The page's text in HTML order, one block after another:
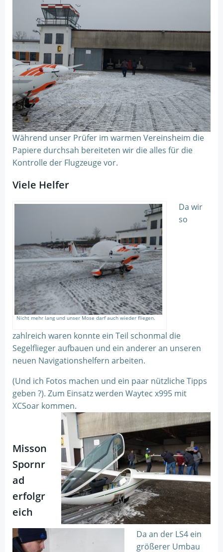
Während unser Prüfer im warmen Vereinsheim die
Papiere durchsah bereiteten wir die alles für die
Kontrolle der Flugzeuge vor.
Viele Helfer
Nicht mehr lang und unser Mose darf auch wieder fliegen.
Da wir
so
zahlreich waren konnte ein Teil schonmal die
Segelflieger aufbauen und ein anderer an unseren
neuen Navigationshelfern arbeiten.
(Und ich Fotos machen und ein paar nützliche Tipps
geben ?). Zum Einsatz werden Waytec x995 mit
XCSoar kommen.
Misson
Spornr
ad
erfolgr
eich
Da an der LS4 ein
größerer Umbau